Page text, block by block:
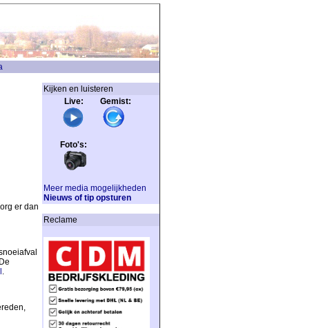
er dan
Kijken en luisteren
Live: Gemist:
Foto's:
Meer media mogelijkheden
Nieuws of tip opsturen
Reclame